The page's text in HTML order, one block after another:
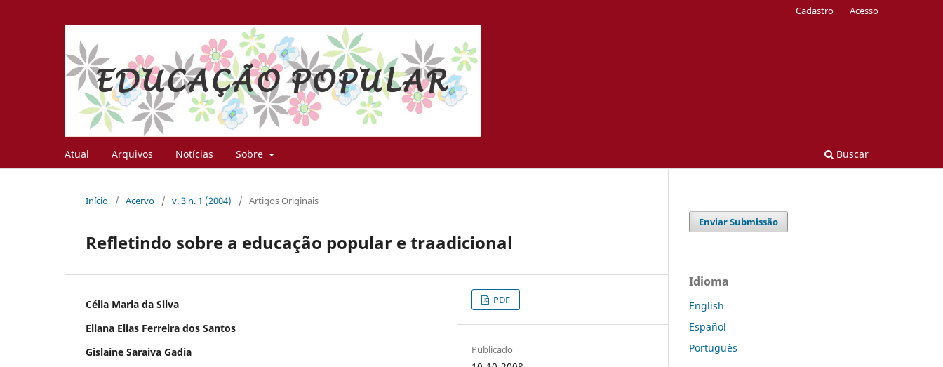
Atual Arquivos Notícias Sobre Buscar
Cadastro Acesso
Início / Acervo / v. 3 n. 1 (2004) / Artigos Originais
Refletindo sobre a educação popular e traadicional
Célia Maria da Silva
Eliana Elias Ferreira dos Santos
Gislaine Saraiva Gadia
PDF
Publicado
Enviar Submissão
Idioma
English
Español
Português